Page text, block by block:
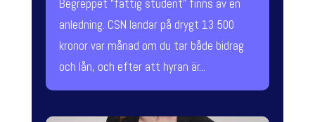
Begreppet "fattig student" finns av en
anledning. CSN landar på drygt 13 500
kronor var månad om du tar både bidrag
och lån, och efter att hyran är...